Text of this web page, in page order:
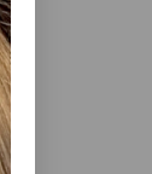
TRIXIE FELL-
ÜÇÜN BƏRPAEDICI